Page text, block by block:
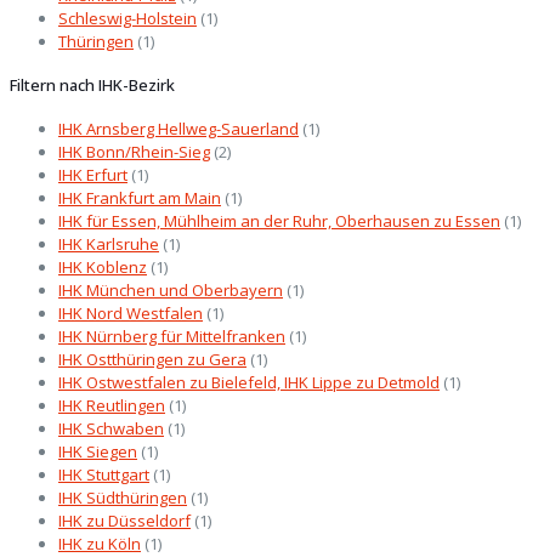
Schleswig-Holstein (1)
Thüringen (1)
Filtern nach IHK-Bezirk
IHK Arnsberg Hellweg-Sauerland (1)
IHK Bonn/Rhein-Sieg (2)
IHK Erfurt (1)
IHK Frankfurt am Main (1)
IHK für Essen, Mühlheim an der Ruhr, Oberhausen zu Essen (1)
IHK Karlsruhe (1)
IHK Koblenz (1)
IHK München und Oberbayern (1)
IHK Nord Westfalen (1)
IHK Nürnberg für Mittelfranken (1)
IHK Ostthüringen zu Gera (1)
IHK Ostwestfalen zu Bielefeld, IHK Lippe zu Detmold (1)
IHK Reutlingen (1)
IHK Schwaben (1)
IHK Siegen (1)
IHK Stuttgart (1)
IHK Südthüringen (1)
IHK zu Düsseldorf (1)
IHK zu Köln (1)